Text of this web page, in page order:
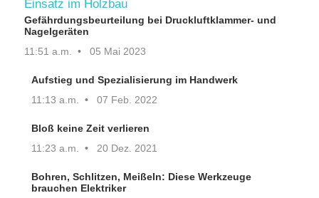
Gefährdungsbeurteilung bei Druckluftklammer- und
Nagelgeräten
11:51 a.m.
05 Mai 2023
Aufstieg und Spezialisierung im Handwerk
11:13 a.m.
07 Feb. 2022
Bloß keine Zeit verlieren
11:23 a.m.
20 Dez. 2021
Bohren, Schlitzen, Meißeln: Diese Werkzeuge
brauchen Elektriker